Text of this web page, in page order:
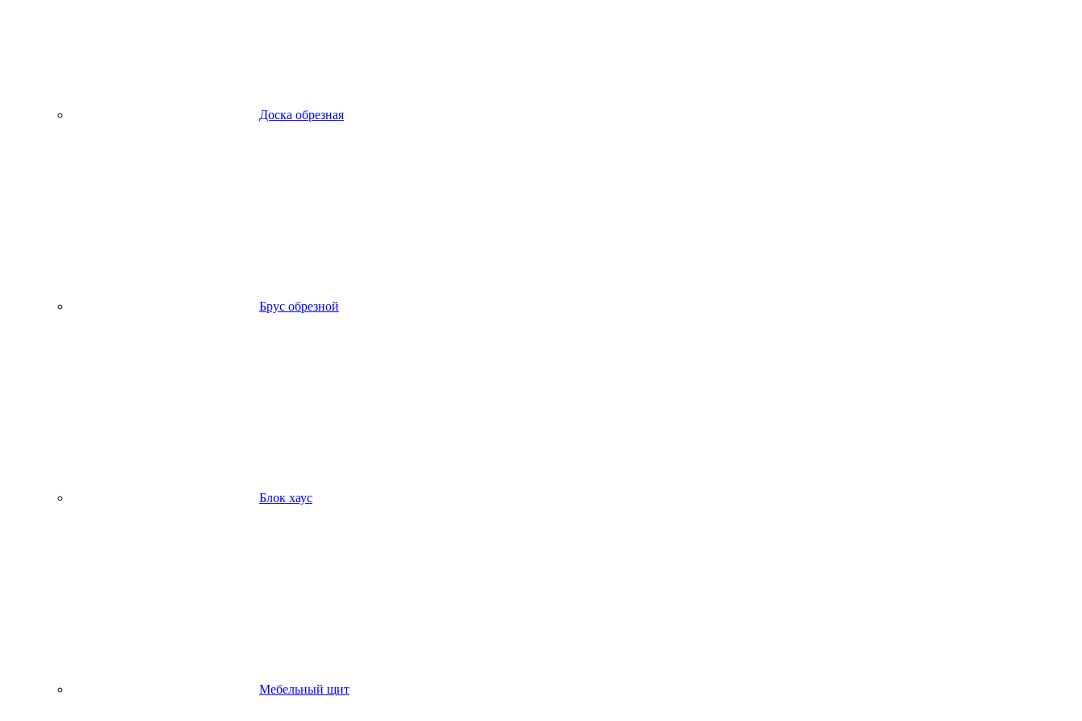
Доска обрезная
Брус обрезной
Блок хаус
Мебельный щит